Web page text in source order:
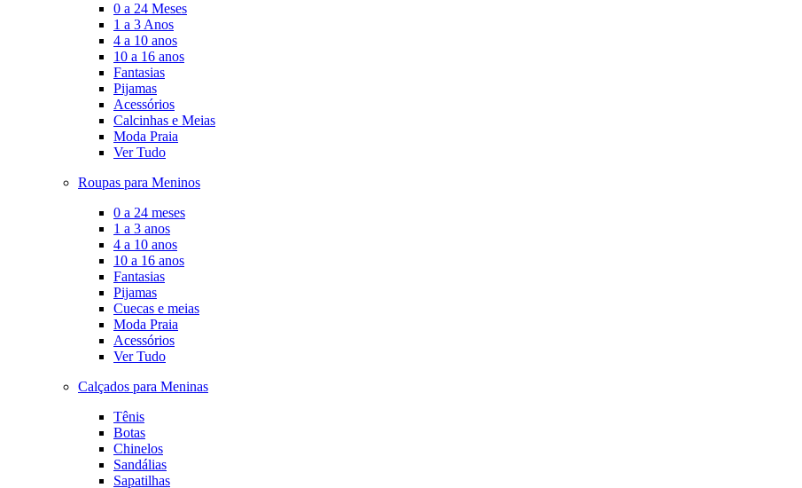
0 a 24 Meses
1 a 3 Anos
4 a 10 anos
10 a 16 anos
Fantasias
Pijamas
Acessórios
Calcinhas e Meias
Moda Praia
Ver Tudo
Roupas para Meninos
0 a 24 meses
1 a 3 anos
4 a 10 anos
10 a 16 anos
Fantasias
Pijamas
Cuecas e meias
Moda Praia
Acessórios
Ver Tudo
Calçados para Meninas
Tênis
Botas
Chinelos
Sandálias
Sapatilhas